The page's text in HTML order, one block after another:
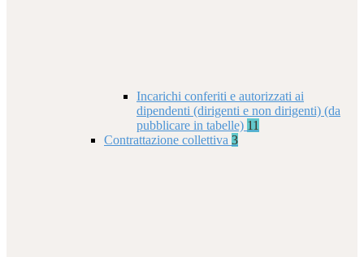
Incarichi conferiti e autorizzati ai
dipendenti (dirigenti e non dirigenti) (da
pubblicare in tabelle) 11
Contrattazione collettiva 3